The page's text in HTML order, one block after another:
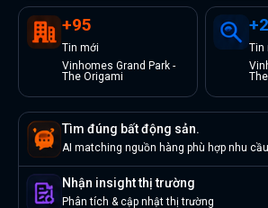
+95
Tin mới
Vinhomes Grand Park -
The Origami
+
Tin
Tìm đúng bất động sản.
AI matching nguồn hàng phù hợp nhu cầu
Nhận insight thị trường
Phân tích & cập nhật thị trường